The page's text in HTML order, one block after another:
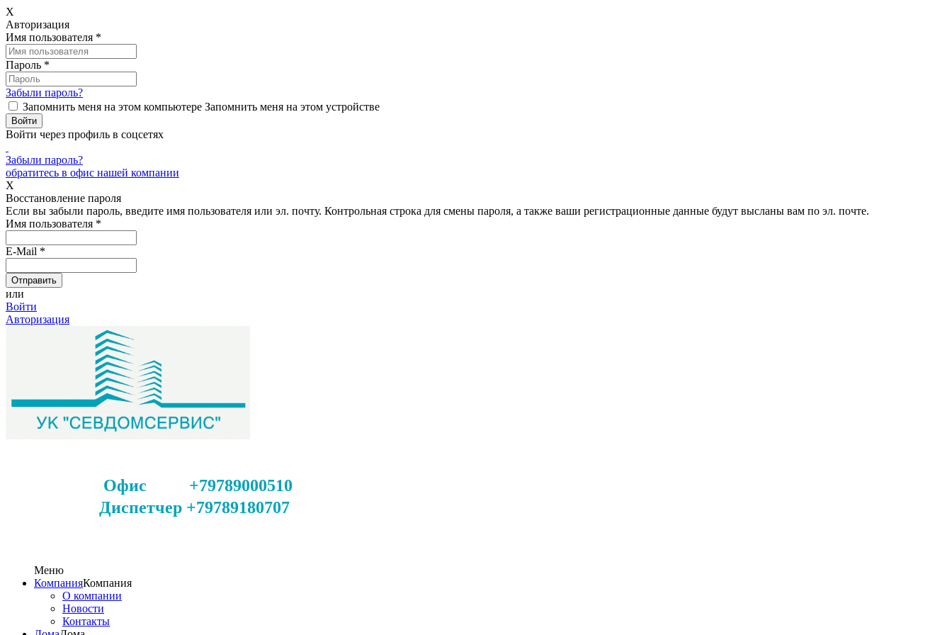
X
Авторизация
Имя пользователя *
Пароль *
Забыли пароль?
Запомнить меня на этом компьютере Запомнить меня на этом устройстве
Войти через профиль в соцсетях
Забыли пароль?
обратитесь в офис нашей компании
X
Восстановление пароля
Если вы забыли пароль, введите имя пользователя или эл. почту. Контрольная строка для смены пароля, а также ваши регистрационные данные будут высланы вам по эл. почте.
Имя пользователя *
E-Mail *
или
Войти
Авторизация
Офис +79789000510
Диспетчер +79789180707
Меню
КомпанияКомпания
О компании
Новости
Контакты